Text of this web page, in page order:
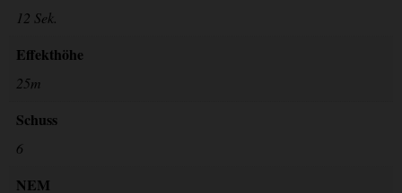
12 Sek.
Effekthöhe
25m
Schuss
6
NEM